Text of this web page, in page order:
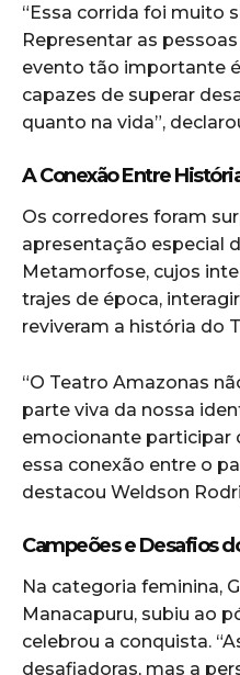
“Essa corrida foi muito
Representar as
evento tão importante
capazes de superar
quanto na vida”,
A Conexão Entre
Os corredores foram
apresentação especial
Metamorfose, cujos
trajes de época,
reviveram a história do
“O Teatro Amazonas
parte viva da nossa
emocionante participar
essa conexão entre o
destacou Weldson
Campeões e Desafios
Na categoria feminina,
Manacapuru, subiu ao
celebrou a conquista.
desafiadoras, mas a